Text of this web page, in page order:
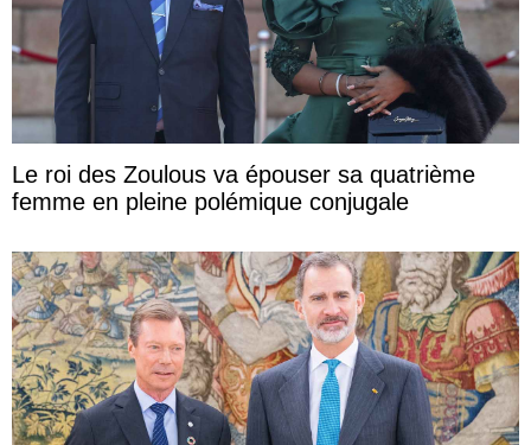
Le roi des Zoulous va épouser sa quatrième
femme en pleine polémique conjugale